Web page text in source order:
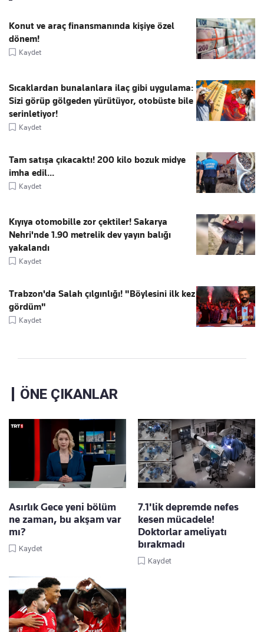
Konut ve araç finansmanında kişiye özel
dönem!
Kaydet
Sıcaklardan bunalanlara ilaç gibi uygulama:
Sizi görüp gölgeden yürütüyor, otobüste bile
serinletiyor!
Kaydet
Tam satışa çıkacaktı! 200 kilo bozuk midye
imha edil...
Kaydet
Kıyıya otomobille zor çektiler! Sakarya
Nehri'nde 1.90 metrelik dev yayın balığı
yakalandı
Kaydet
Trabzon'da Salah çılgınlığı! "Böylesini ilk kez
gördüm"
Kaydet
ÖNE ÇIKANLAR
Asırlık Gece yeni bölüm
ne zaman, bu akşam var
mı?
Kaydet
7.1'lik depremde nefes
kesen mücadele!
Doktorlar ameliyatı
bırakmadı
Kaydet